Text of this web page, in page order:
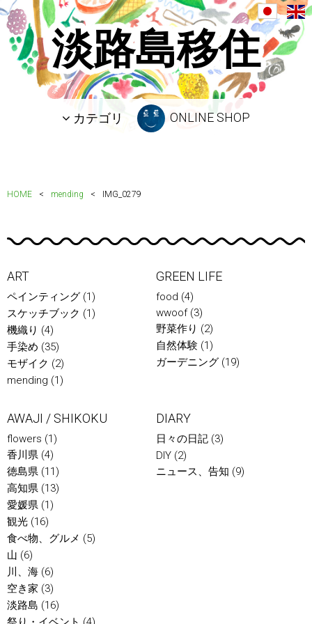
淡路島移住
カテゴリ ONLINE SHOP
HOME mending IMG_0279
ART
ペインティング (1)
スケッチブック (1)
機織り (4)
手染め (35)
モザイク (2)
mending (1)
GREEN LIFE
food (4)
wwoof(3)
野菜作り (2)
自然体験 (1)
ガーデニング (19)
AWAJI / SHIKOKU
flowers (1)
香川県 (4)
徳島県 (11)
高知県 (13)
愛媛県 (1)
観光 (16)
食べ物、グルメ (5)
山 (6)
川、海 (6)
空き家 (3)
淡路島 (16)
DIARY
日々の日記 (3)
DIY (2)
ニュース、告知 (9)